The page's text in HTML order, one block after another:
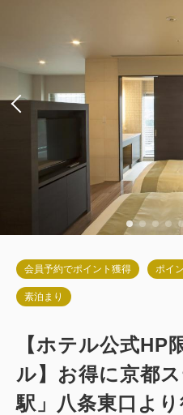
セミダブル×2 Wi-
会員予約でポイント獲得 ポイ
素泊まり
【ホテル公式
ル】お得に京都
駅」八条東口よ